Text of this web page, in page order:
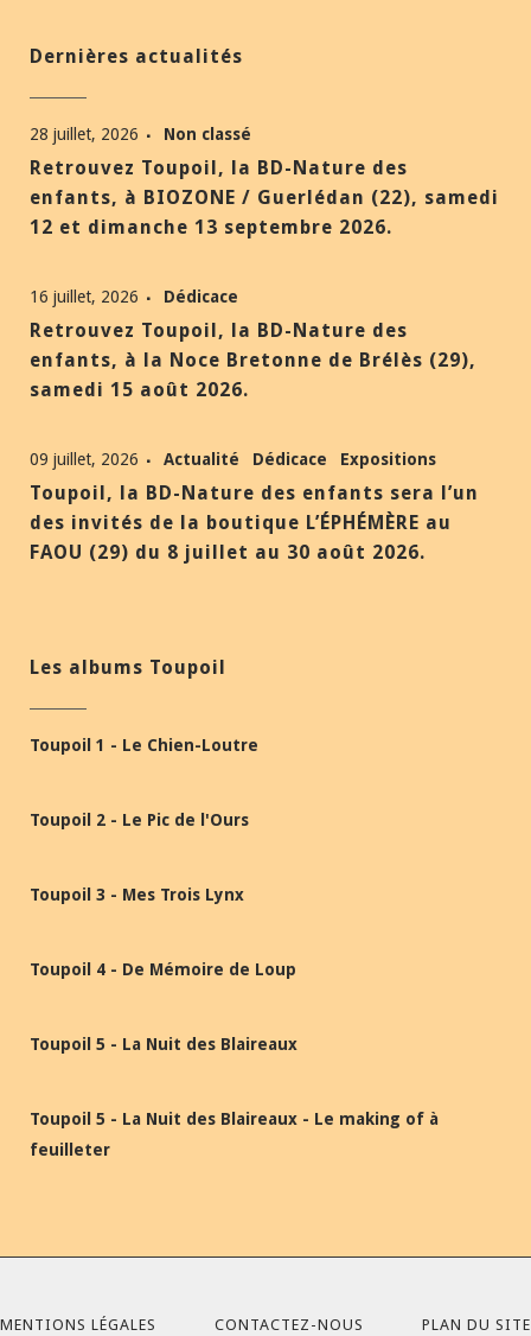
Dernières actualités
28 juillet, 2026 Non classé
Retrouvez Toupoil, la BD-Nature des
enfants, à BIOZONE / Guerlédan (22), samedi
12 et dimanche 13 septembre 2026.
16 juillet, 2026 Dédicace
Retrouvez Toupoil, la BD-Nature des
enfants, à la Noce Bretonne de Brélès (29),
samedi 15 août 2026.
09 juillet, 2026 Actualité Dédicace Expositions
Toupoil, la BD-Nature des enfants sera l’un
des invités de la boutique L’ÉPHÉMÈRE au
FAOU (29) du 8 juillet au 30 août 2026.
Les albums Toupoil
Toupoil 1 - Le Chien-Loutre
Toupoil 2 - Le Pic de l'Ours
Toupoil 3 - Mes Trois Lynx
Toupoil 4 - De Mémoire de Loup
Toupoil 5 - La Nuit des Blaireaux
Toupoil 5 - La Nuit des Blaireaux - Le making of à
feuilleter
MENTIONS LÉGALES CONTACTEZ-NOUS PLAN DU SITE